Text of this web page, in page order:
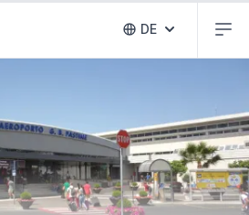
de destinos
Abrir selector
DE